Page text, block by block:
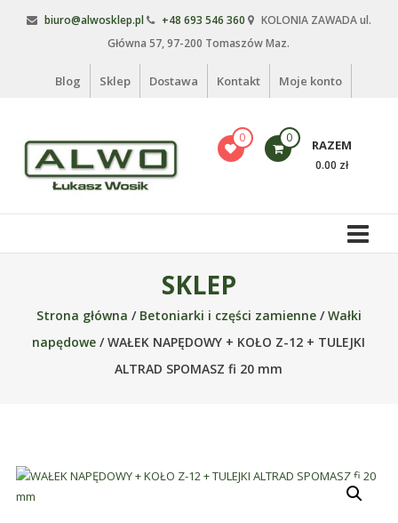
biuro@alwosklep.pl +48 693 546 360
KOLONIA ZAWADA ul.
Główna 57, 97-200 Tomaszów Maz.
Blog Sklep Dostawa Kontakt Moje konto
Alwo
sklep
meble
ogrodowe,
Produkujemy
min.:
0 0 RAZEM
0.00 zł
SKLEP
Strona główna / Betoniarki i części zamienne/Wałki
napędowe / WAŁEK NAPĘDOWY + KOŁO Z-12 + TULEJKI
ALTRAD SPOMASZ fi 20 mm